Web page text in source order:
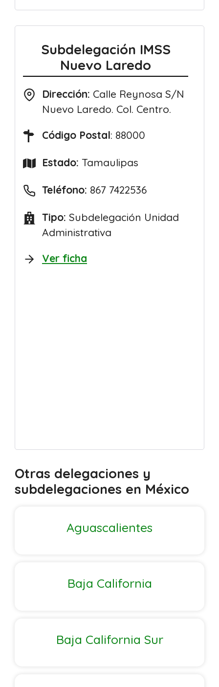
Subdelegación IMSS
Nuevo Laredo
Dirección: Calle Reynosa S/N
Nuevo Laredo. Col. Centro.
Código Postal: 88000
Estado: Tamaulipas
Teléfono: 867 7422536
Tipo: Subdelegación Unidad
Administrativa
Ver ficha
Otras delegaciones y
subdelegaciones en México
Aguascalientes
Baja California
Baja California Sur